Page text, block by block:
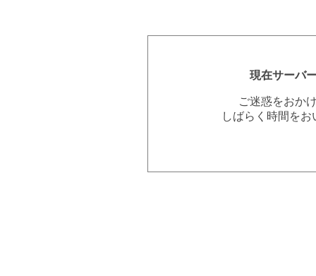
現在サーバ
ご迷惑をおか
しばらく時間を